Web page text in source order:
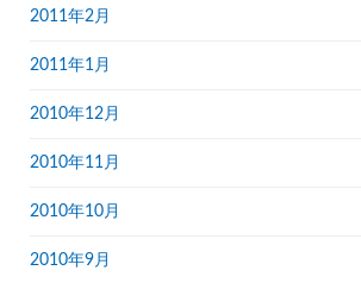
2011年2月
2011年1月
2010年12月
2010年11月
2010年10月
2010年9月